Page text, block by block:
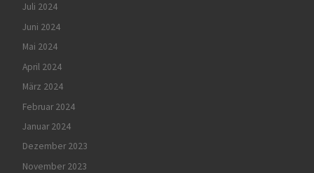
Juli 2024
Juni 2024
Mai 2024
April 2024
März 2024
Februar 2024
Januar 2024
Dezember 2023
November 2023